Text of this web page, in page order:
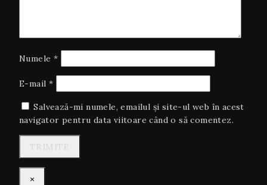
Numele *
E-mail *
Salvează-mi numele, emailul și site-ul web în acest
navigator pentru data viitoare când o să comentez.
×